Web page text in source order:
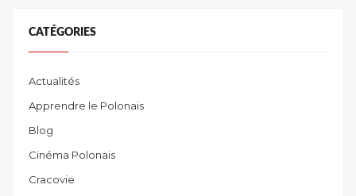
CATÉGORIES
Actualités
Apprendre le Polonais
Blog
Cinéma Polonais
Cracovie